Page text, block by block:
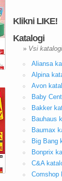
Klikni LIKE!
Katalogi
» Vsi
Aliansa
Alpina
Avon
Baby
Bakker
Bauhaus
Baumax
Big Bang
Bonprix
C&A
Comshop